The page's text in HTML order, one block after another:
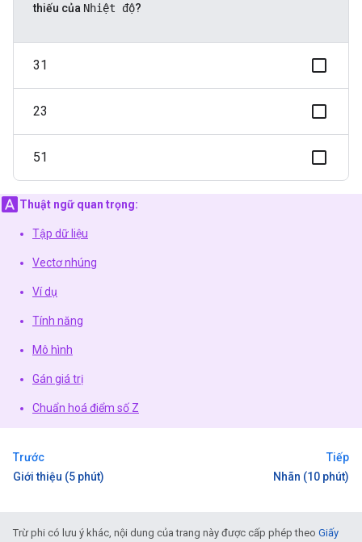
thiếu của Nhiệt độ?
31
23
51
Thuật ngữ quan trọng:
Tập dữ liệu
Vectơ nhúng
Ví dụ
Tính năng
Mô hình
Gán giá trị
Chuẩn hoá điểm số Z
Trước
Giới thiệu (5 phút)
Tiếp
Nhãn (10 phút)
Trừ phi có lưu ý khác, nội dung của trang này được cấp phép theo Giấy